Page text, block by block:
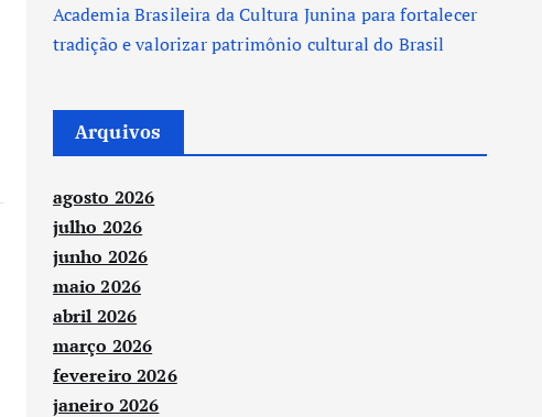
Academia Brasileira da Cultura Junina para fortalecer
tradição e valorizar patrimônio cultural do Brasil
Arquivos
agosto 2026
julho 2026
junho 2026
maio 2026
abril 2026
março 2026
fevereiro 2026
janeiro 2026